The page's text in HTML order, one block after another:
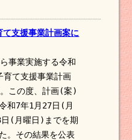
支援事業計画案に
事業実施する令和
育て支援事業計画
この度、計画(案)
和7年1月27日(月
(月曜日)までを期
。その結果を公表